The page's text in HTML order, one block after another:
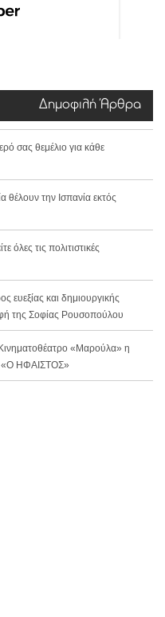
Δημοφιλή Άρθρα
σας θεμέλιο για κάθε
θέλουν την Ισπανία εκτός
όλες τις πολιτιστικές
και δημιουργικής
της Σοφίας Ρουσοπούλου
«Μαρούλα» η
«Ο ΗΦΑΙΣΤΟΣ»